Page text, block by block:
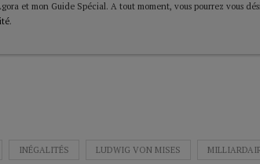
et mon Guide Spécial. A tout moment, vous pourrez vous
.
INÉGALITÉS LUDWIG VON MISES